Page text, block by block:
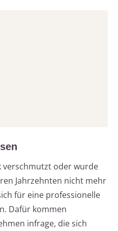
verschmutzt oder wurde
Jahrzehnten nicht mehr
für eine professionelle
Dafür kommen
infrage, die sich